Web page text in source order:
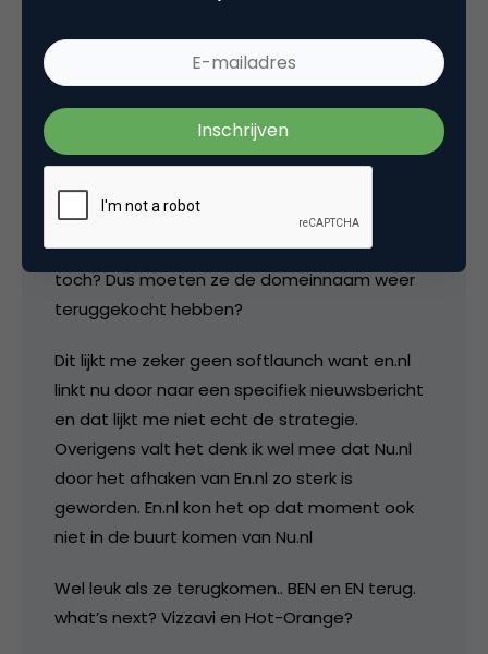
Stijn Kruijssen
Bizar.. En.nl was van PCM, daarna was er het &-
initiatief te vinden als ik het goed heb (gericht
op intergratie), PCM was hier geen speler in
toch? Dus moeten ze de domeinnaam weer
teruggekocht hebben?
Dit lijkt me zeker geen softlaunch want en.nl
linkt nu door naar een specifiek nieuwsbericht
en dat lijkt me niet echt de strategie.
Overigens valt het denk ik wel mee dat Nu.nl
door het afhaken van En.nl zo sterk is
geworden. En.nl kon het op dat moment ook
niet in de buurt komen van Nu.nl
Wel leuk als ze terugkomen.. BEN en EN terug.
what’s next? Vizzavi en Hot-Orange?